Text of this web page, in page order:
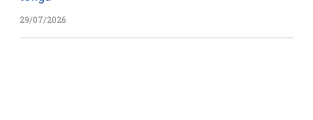
29/07/2026